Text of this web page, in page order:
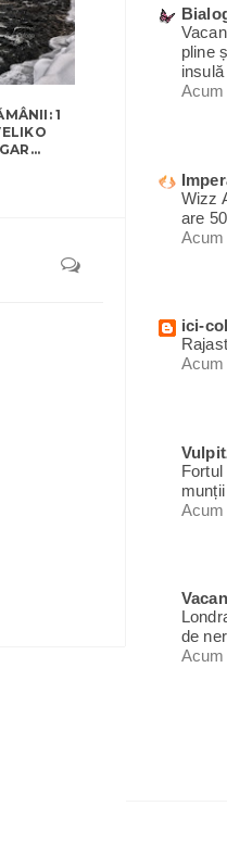
1
pline
Wizz
are
ici-
de